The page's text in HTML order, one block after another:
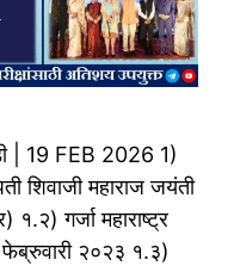
| 19 FEB 2026 1)
शिवाजी महाराज जयंती
गर्जा महाराष्ट्र
फेब्रुवारी २०२३ १.३)